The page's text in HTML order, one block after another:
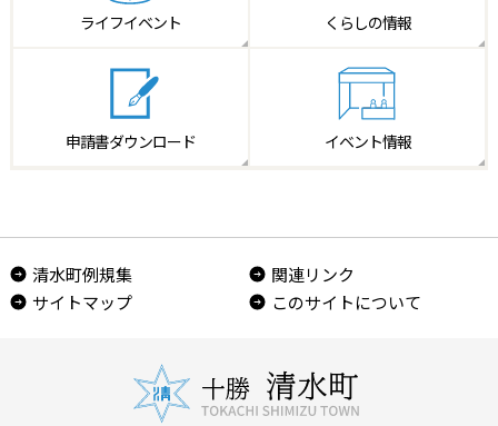
ライフイベント くらしの情報
申請書ダウンロード イベント情報
清水町例規集
関連リンク
サイトマップ
このサイトについて